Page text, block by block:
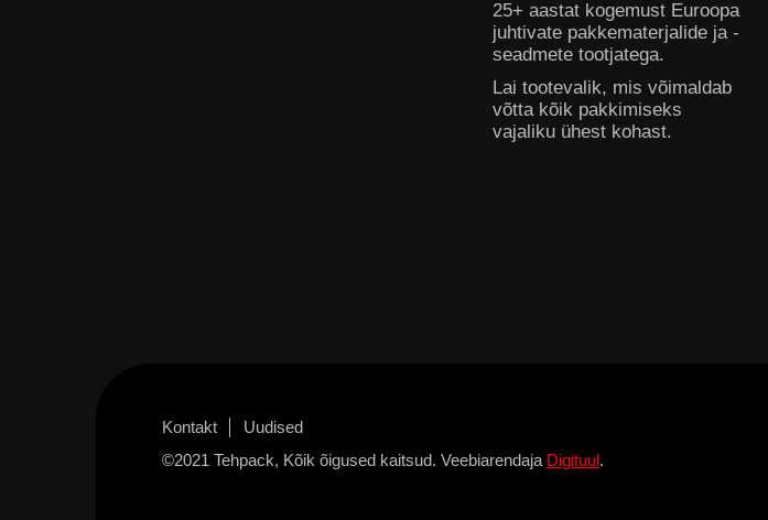
25+ aastat kogemust Euroopa
juhtivate pakkematerjalide ja -
seadmete tootjatega.
Lai tootevalik, mis võimaldab
võtta kõik pakkimiseks
vajaliku ühest kohast.
Kontakt
Uudised
©2021 Tehpack, Kõik õigused kaitsud. Veebiarendaja Digituul.